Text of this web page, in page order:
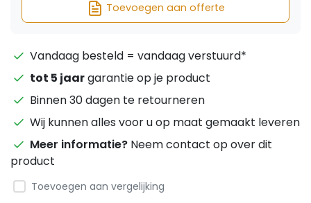
Toevoegen aan offerte
Vandaag besteld = vandaag verstuurd*
tot 5 jaargarantie op je product
Binnen 30 dagen te retourneren
Wij kunnen alles voor u op maat gemaakt leveren
Meer informatie? Neem contact op over dit
product
Toevoegen aan vergelijking